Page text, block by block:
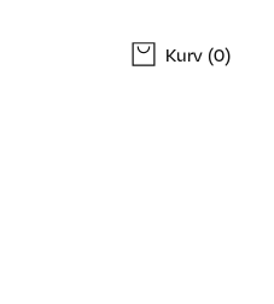
Kurv (0)